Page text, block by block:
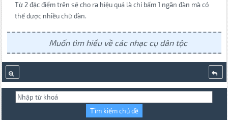
Từ 2 đặc điểm trên sẽ cho ra hiệu quả là chỉ bấm 1 ngăn đàn mà có
thể được nhiều chữ đàn.
Muốn tìm hiểu về các nhạc cụ dân tộc